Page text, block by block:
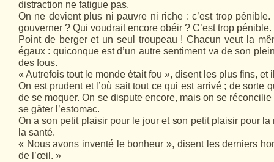
distraction ne fatigue pas.
On ne devient plus ni pauvre ni riche : c’est trop
gouverner ? Qui voudrait encore obéir ? C’est trop pénible.
Point de berger et un seul troupeau ! Chacun veut la
égaux : quiconque est d’un autre sentiment va de son
des fous.
« Autrefois tout le monde était fou », disent les plus fins, et
On est prudent et l’où sait tout ce qui est arrivé ; de sorte
de se moquer. On se dispute encore, mais on se
se gâter l’estomac.
On a son petit plaisir pour le jour et son petit plaisir pour la
la santé.
« Nous avons inventé le bonheur », disent les derniers
de l’œil. »